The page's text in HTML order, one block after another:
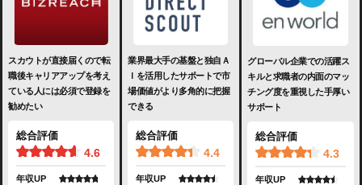
スカウトが直接届くので転
職後キャリアアップを考え
ている人には必須で登録を
勧めたい
総合評価
4.6
年収UP
業界最大手の基盤と独自Ａ
Ｉを活用したサポートで市
場価値がより多角的に把握
できる
総合評価
4.4
年収UP
グローバル企業での活躍ス
キルと求職者の内面のマッ
チング度を重視した手厚い
サポート
総合評価
4.3
年収UP